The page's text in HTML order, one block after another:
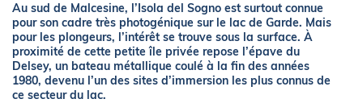
Au sud de Malcesine, l’Isola del Sogno est surtout connue
pour son cadre très photogénique sur le lac de Garde. Mais
pour les plongeurs, l’intérêt se trouve sous la surface. À
proximité de cette petite île privée repose l’épave du
Delsey, un bateau métallique coulé à la fin des années
1980, devenu l’un des sites d’immersion les plus connus de
ce secteur du lac.